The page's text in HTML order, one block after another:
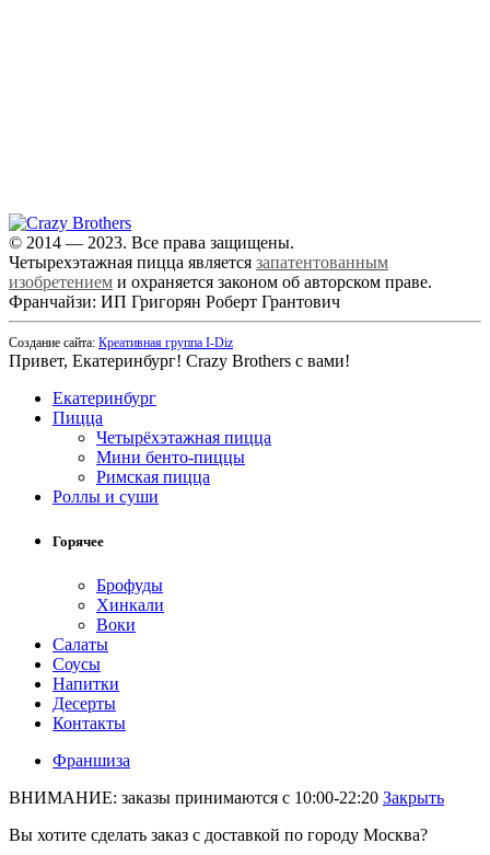
© 2014 — 2023. Все права защищены.
Четырехэтажная пицца является запатентованным
изобретением и охраняется законом об авторском праве.
Франчайзи: ИП Григорян Роберт Грантович
Создание сайта: Креативная группа I-Diz
Привет, Екатеринбург! Crazy Brothers с вами!
Екатеринбург
Пицца
Четырёхэтажная пицца
Мини бенто-пиццы
Римская пицца
Роллы и суши
Горячее
Брофуды
Хинкали
Воки
Салаты
Соусы
Напитки
Десерты
Контакты
Франшиза
ВНИМАНИЕ: заказы принимаются с 10:00-22:20 Закрыть
Вы хотите сделать заказ с доставкой по городу Москва?